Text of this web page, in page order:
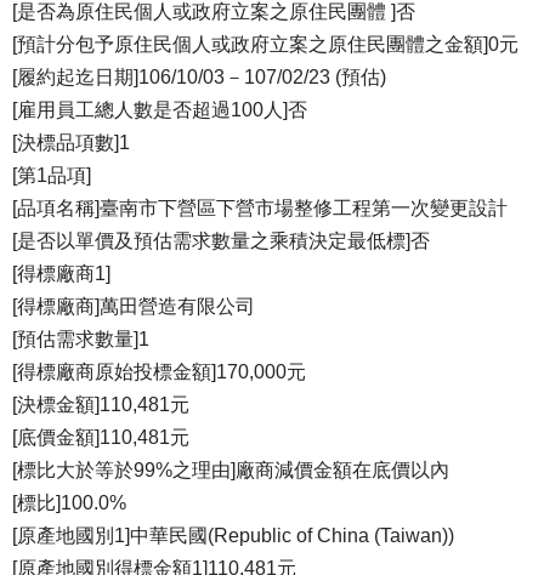
[是否為原住民個人或政府立案之原住民團體 ]否
[預計分包予原住民個人或政府立案之原住民團體之金額]0元
[履約起迄日期]106/10/03－107/02/23 (預估)
[雇用員工總人數是否超過100人]否
[決標品項數]1
[第1品項]
[品項名稱]臺南市下營區下營市場整修工程第一次變更設計
[是否以單價及預估需求數量之乘積決定最低標]否
[得標廠商1]
[得標廠商]萬田營造有限公司
[預估需求數量]1
[得標廠商原始投標金額]170,000元
[決標金額]110,481元
[底價金額]110,481元
[標比大於等於99%之理由]廠商減價金額在底價以內
[標比]100.0%
[原產地國別1]中華民國(Republic of China (Taiwan))
[原產地國別得標金額1]110,481元